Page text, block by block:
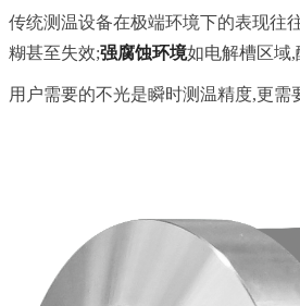
传统测温设备在极端环境下的表现往
糊甚至失效;强腐蚀环境如电解槽区域,
用户需要的不光是瞬时测温精度,更需